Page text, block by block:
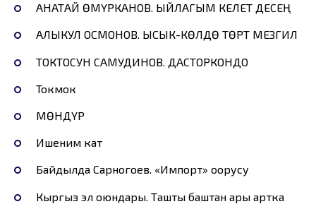
АНАТАЙ ӨМҮРКАНОВ. ЫЙЛАГЫМ КЕЛЕТ ДЕСЕҢ
АЛЫКУЛ ОСМОНОВ. ЫСЫК-КӨЛДӨ ТӨРТ МЕЗГИЛ
ТОКТОСУН САМУДИНОВ. ДАСТОРКОНДО
Токмок
МӨНДҮР
Ишеним кат
Байдылда Сарногоев. «Импорт» оорусу
Кыргыз эл оюндары. Ташты баштан ары артка